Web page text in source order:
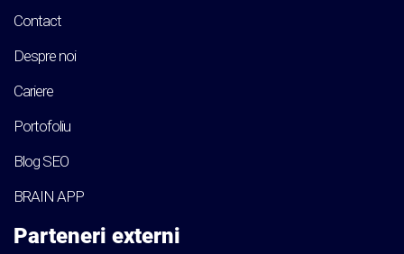
Contact
Despre noi
Cariere
Portofoliu
Blog SEO
BRAIN APP
Parteneri externi